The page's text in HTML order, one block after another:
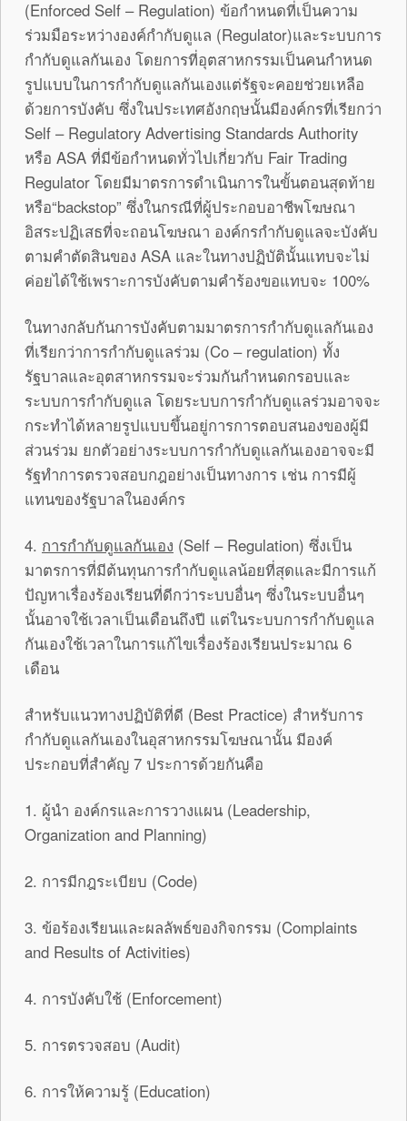
(Enforced Self – Regulation) ข้อกำหนดที่เป็นความ
ร่วมมือระหว่างองค์กำกับดูแล (Regulator)และระบบการ
กำกับดูแลกันเอง โดยการที่อุตสาหกรรมเป็นคนกำหนด
รูปแบบในการกำกับดูแลกันเองแต่รัฐจะคอยช่วยเหลือ
ด้วยการบังคับ ซึ่งในประเทศอังกฤษนั้นมีองค์กรที่เรียกว่า
Self – Regulatory Advertising Standards Authority
หรือ ASA ที่มีข้อกำหนดทั่วไปเกี่ยวกับ Fair Trading
Regulator โดยมีมาตรการดำเนินการในขั้นตอนสุดท้าย
หรือ“backstop” ซึ่งในกรณีที่ผู้ประกอบอาชีพโฆษณา
อิสระปฏิเสธที่จะถอนโฆษณา องค์กรกำกับดูแลจะบังคับ
ตามคำตัดสินของ ASA และในทางปฏิบัตินั้นแทบจะไม่
ค่อยได้ใช้เพราะการบังคับตามคำร้องขอแทบจะ 100%
ในทางกลับกันการบังคับตามมาตรการกำกับดูแลกันเอง
ที่เรียกว่าการกำกับดูแลร่วม (Co – regulation) ทั้ง
รัฐบาลและอุตสาหกรรมจะร่วมกันกำหนดกรอบและ
ระบบการกำกับดูแล โดยระบบการกำกับดูแลร่วมอาจจะ
กระทำได้หลายรูปแบบขึ้นอยู่การการตอบสนองของผู้มี
ส่วนร่วม ยกตัวอย่างระบบการกำกับดูแลกันเองอาจจะมี
รัฐทำการตรวจสอบกฎอย่างเป็นทางการ เช่น การมีผู้
แทนของรัฐบาลในองค์กร
4. การกำกับดูแลกันเอง (Self – Regulation) ซึ่งเป็น
มาตรการที่มีต้นทุนการกำกับดูแลน้อยที่สุดและมีการแก้
ปัญหาเรื่องร้องเรียนที่ดีกว่าระบบอื่นๆ ซึ่งในระบบอื่นๆ
นั้นอาจใช้เวลาเป็นเดือนถึงปี แต่ในระบบการกำกับดูแล
กันเองใช้เวลาในการแก้ไขเรื่องร้องเรียนประมาณ 6
เดือน
สำหรับแนวทางปฏิบัติที่ดี (Best Practice) สำหรับการ
กำกับดูแลกันเองในอุสาหกรรมโฆษณานั้น มีองค์
ประกอบที่สำคัญ 7 ประการด้วยกันคือ
1. ผู้นำ องค์กรและการวางแผน (Leadership,
Organization and Planning)
2. การมีกฎระเบียบ (Code)
3. ข้อร้องเรียนและผลลัพธ์ของกิจกรรม (Complaints
and Results of Activities)
4. การบังคับใช้ (Enforcement)
5. การตรวจสอบ (Audit)
6. การให้ความรู้ (Education)